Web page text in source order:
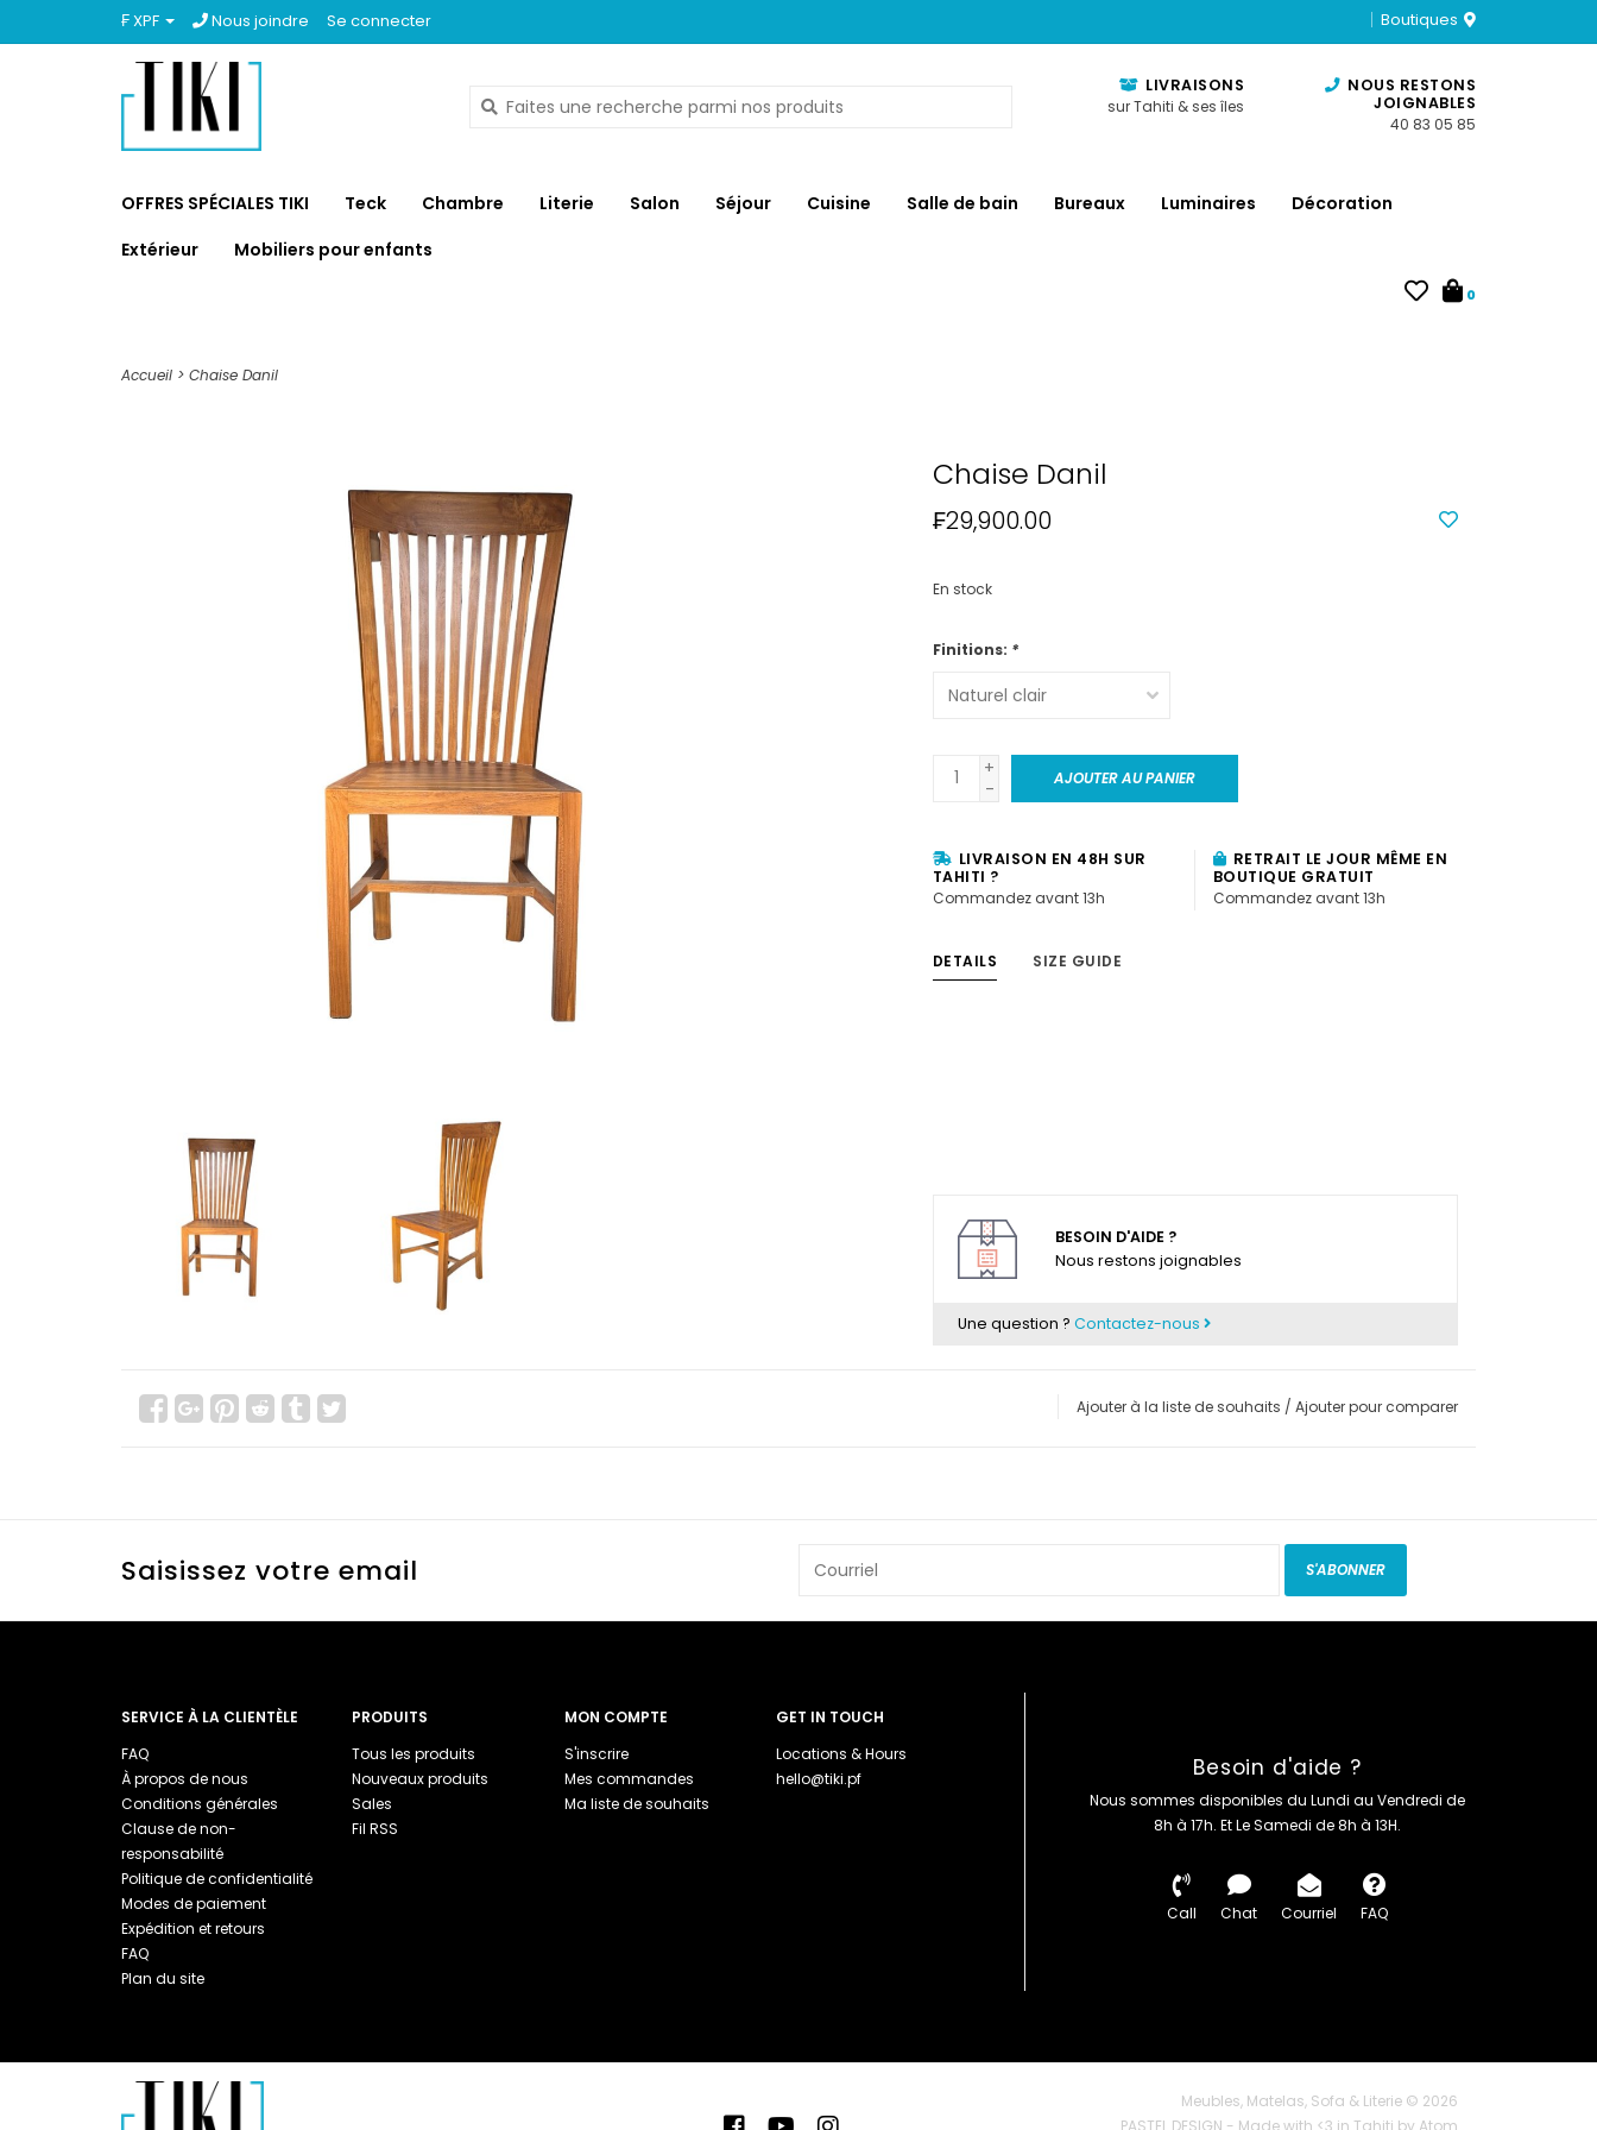
₣ XPF Nous joindre Se connecter Boutiques
LIVRAISONS
sur Tahiti & ses îles
NOUS RESTONS
JOIGNABLES
40 83 05 85
OFFRES SPÉCIALES TIKI Teck Chambre Literie Salon Séjour Cuisine Salle de bain Bureaux Luminaires
Décoration
Extérieur
Mobiliers pour enfants
0
Accueil > Chaise Danil
Chaise Danil
₣29,900.00
En stock
Finitions: *
+
-
AJOUTER AU PANIER
LIVRAISON EN 48H SUR
TAHITI ?
Commandez avant 13h
RETRAIT LE JOUR MÊME EN
BOUTIQUE GRATUIT
Commandez avant 13h
DETAILS SIZE GUIDE
BESOIN D'AIDE ?
Nous restons joignables
Une question ? Contactez-nous
Ajouter à la liste de souhaits / Ajouter pour comparer
Saisissez votre email S'ABONNER
SERVICE À LA CLIENTÈLE
FAQ
À propos de nous
Conditions générales
Clause de non-
responsabilité
Politique de confidentialité
Modes de paiement
Expédition et retours
FAQ
Plan du site
PRODUITS
Tous les produits
Nouveaux produits
Sales
Fil RSS
MON COMPTE
S'inscrire
Mes commandes
Ma liste de souhaits
GET IN TOUCH
Locations & Hours
hello@tiki.pf
Besoin d'aide ?
Nous sommes disponibles du Lundi au Vendredi de
8h à 17h. Et Le Samedi de 8h à 13H.
Call Chat Courriel FAQ
Meubles, Matelas, Sofa & Literie © 2026
PASTEL DESIGN - Made with <3 in Tahiti by Atom